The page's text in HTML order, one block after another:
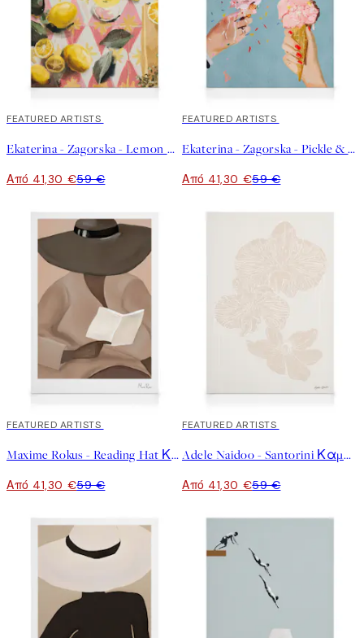
30%*
FEATURED ARTISTS
Ekaterina - Zagorska - Lemon Cocktail Καμβάς
Από 41,30 €59 €
30%*
FEATURED ARTISTS
Ekaterina - Zagorska - Pickle & Chili Ice Cream Καμβάς
Από 41,30 €59 €
30%*
FEATURED ARTISTS
Maxime Rokus - Reading Hat Καμβάς
Από 41,30 €59 €
30%*
FEATURED ARTISTS
Adele Naidoo - Santorini Καμβάς
Από 41,30 €59 €